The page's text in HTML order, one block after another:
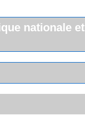
nationale et